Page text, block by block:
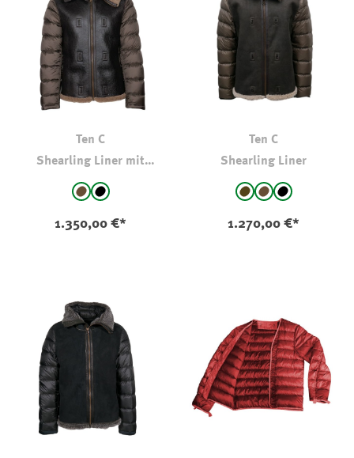
Ten C
Shearling Liner mit
auswählen
braunschwarz
1.350,00 €*
Ten C
Shearling Liner
auswählen
Dunkelbraun
braunschwarz
1.270,00 €*